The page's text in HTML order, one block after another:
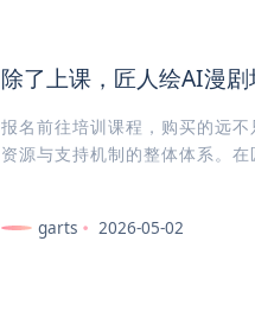
除了上课，匠人绘AI漫
报名前往培训课程，购买的远
资源与支持机制的整体体系。
garts 2026-05-02